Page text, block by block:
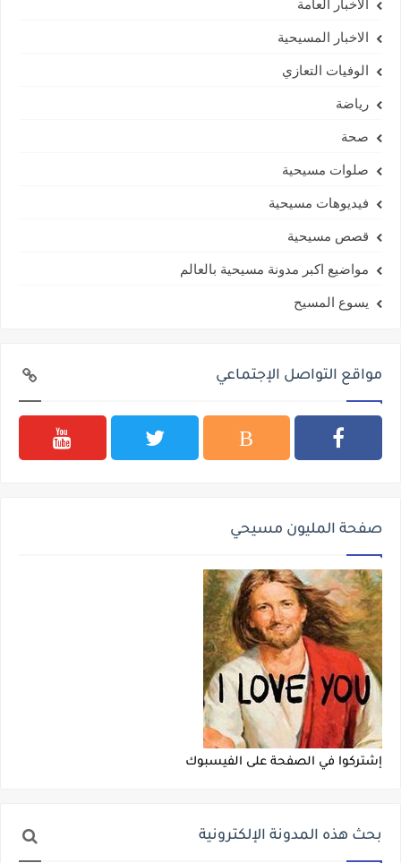
الاخبار العامة
الاخبار المسيحية
الوفيات التعازي
رياضة
صحة
صلوات مسيحية
فيديوهات مسيحية
قصص مسيحية
مواضيع اكبر مدونة مسيحية بالعالم
يسوع المسيح
مواقع التواصل الإجتماعي
صفحة المليون مسيحي
إشتركوا في الصفحة على الفيسبوك
بحث هذه المدونة الإلكترونية